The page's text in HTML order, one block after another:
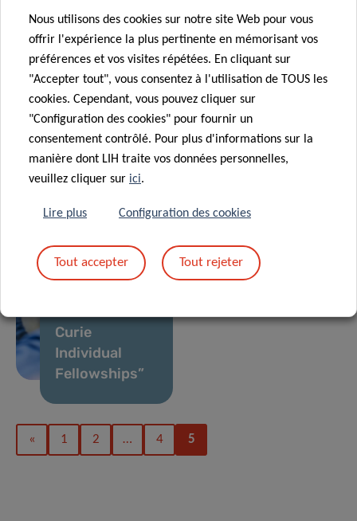
children in
Luxembourg
tell us?
risque de
diabète de
type 2
Digital
fight COVID-19
30 Avr 2020
First
Luxembourg
enrolled in
new European
COVID-19
21 Fév 2020
projects to be
supported by
Curie
Individual
Fellowships”
« 1 2 … 4 5
Nous utilisons des cookies sur notre site Web pour vous
offrir l'expérience la plus pertinente en mémorisant vos
préférences et vos visites répétées. En cliquant sur
"Accepter tout", vous consentez à l'utilisation de TOUS les
cookies. Cependant, vous pouvez cliquer sur
"Configuration des cookies" pour fournir un
consentement contrôlé. Pour plus d'informations sur la
manière dont LIH traite vos données personnelles,
veuillez cliquer sur ici.
Lire plus Configuration des cookies
Tout accepter Tout rejeter